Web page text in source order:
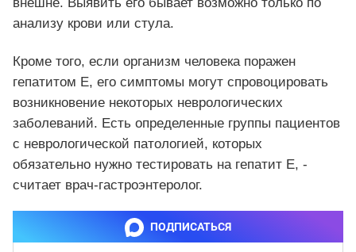
анализу крови или стула.
Кроме того, если организм человека поражен
гепатитом Е, его симптомы могут спровоцировать
возникновение некоторых неврологических
заболеваний. Есть определенные группы пациентов
с неврологической патологией, которых
обязательно нужно тестировать на гепатит Е, -
считает врач-гастроэнтеролог.
ПОДПИСАТЬСЯ